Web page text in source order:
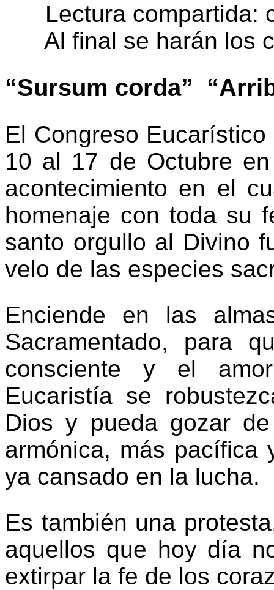
Lectura compartida:
Al final se harán los
“Sursum corda”
El Congreso
10 al 17 de Octubre
acontecimiento en el
homenaje con toda su
santo orgullo al Divino
velo de las especies
Enciende en las
Sacramentado, para
consciente y el
Eucaristía se
Dios y pueda gozar
armónica, más pacífica
ya cansado en la lucha.
Es también una
aquellos que hoy día
extirpar la fe de los